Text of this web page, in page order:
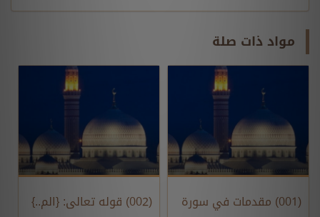
مواد ذات صلة
(001) مقدمات في سورة
(002) قوله تعالى: {الم..}